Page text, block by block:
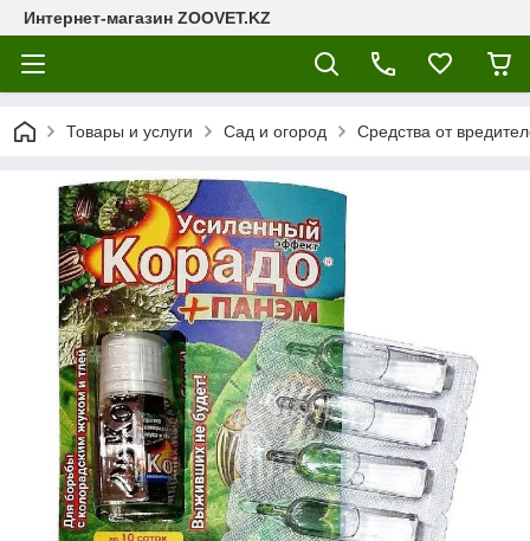
Интернет-магазин ZOOVET.KZ
Товары и услуги Сад и огород Средства от